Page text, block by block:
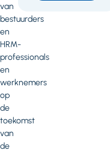
van
bestuurders
en
HRM-
professionals
en
werknemers
op
de
toekomst
van
de